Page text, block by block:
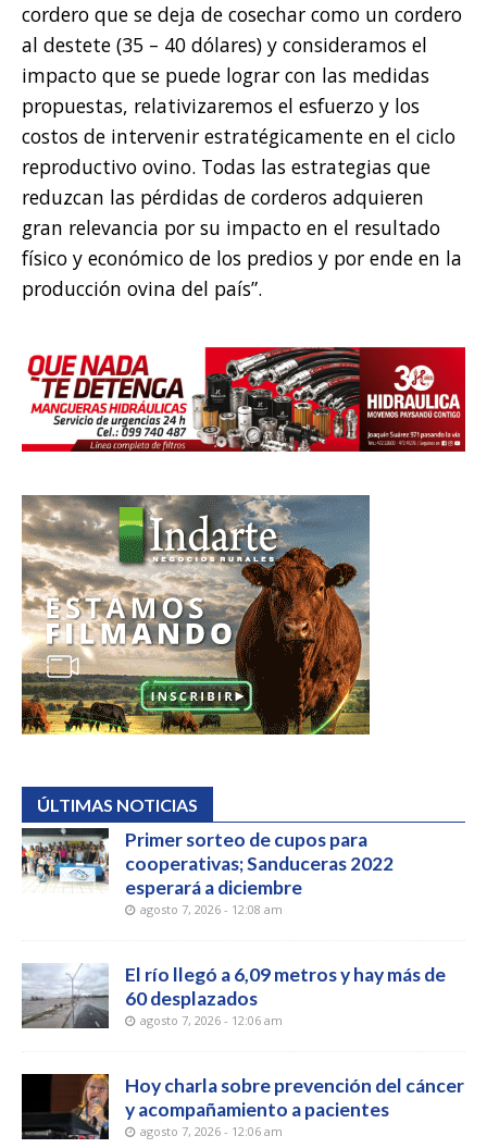
cordero que se deja de cosechar como un cordero
al destete (35 – 40 dólares) y consideramos el
impacto que se puede lograr con las medidas
propuestas, relativizaremos el esfuerzo y los
costos de intervenir estratégicamente en el ciclo
reproductivo ovino. Todas las estrategias que
reduzcan las pérdidas de corderos adquieren
gran relevancia por su impacto en el resultado
físico y económico de los predios y por ende en la
producción ovina del país”.
ÚLTIMAS NOTICIAS
Primer sorteo de cupos para
cooperativas; Sanduceras 2022
esperará a diciembre
agosto 7, 2026 - 12:08 am
El río llegó a 6,09 metros y hay más de
60 desplazados
agosto 7, 2026 - 12:06 am
Hoy charla sobre prevención del cáncer
y acompañamiento a pacientes
agosto 7, 2026 - 12:06 am